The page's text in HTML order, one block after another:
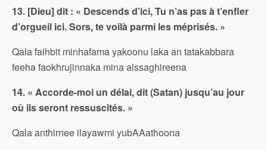
13. [Dieu] dit : « Descends d’ici, Tu n’as pas à t’enfler
d’orgueil ici. Sors, te voilà parmi les méprisés. »
Qala faihbit minhafama yakoonu laka an tatakabbara
feeha faokhrujinnaka mina alssaghireena
14. « Accorde-moi un délai, dit (Satan) jusqu’au jour
où ils seront ressuscités. »
Qala anthirnee ilayawmi yubAAathoona